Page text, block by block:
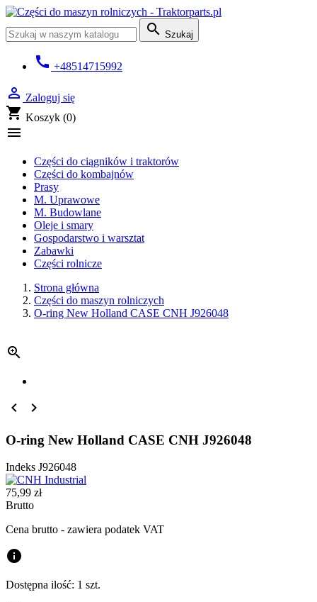
 Szukaj
call +48514715992
 Zaloguj się
shopping_cart Koszyk (0)

Części do ciągników i traktorów
Części do kombajnów
Prasy
M. Uprawowe
M. Budowlane
Oleje i smary
Gospodarstwo i warsztat
Zabawki
Części rolnicze
Strona główna
Części do maszyn rolniczych
O-ring New Holland CASE CNH J926048

 
O-ring New Holland CASE CNH J926048
Indeks J926048
75,99 zł
Brutto
Cena brutto - zawiera podatek VAT
info
Dostępna ilość: 1 szt.